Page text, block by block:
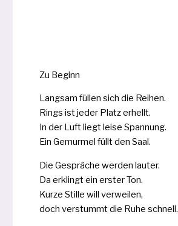
Zu Beginn
Langsam fül­len sich die Reihen.
Rings ist jeder Platz erhellt.
In der Luft liegt lei­se Spannung.
Ein Gemurmel füllt den Saal.
Die Gespräche wer­den lau­ter.
Da erklingt ein ers­ter Ton.
Kurze Stille will ver­wei­len,
doch ver­stummt die Ruhe schnell.